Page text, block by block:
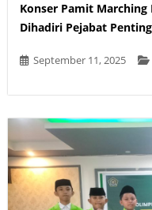
Konser Pamit Marching
Dihadiri Pejabat
September 11, 2025